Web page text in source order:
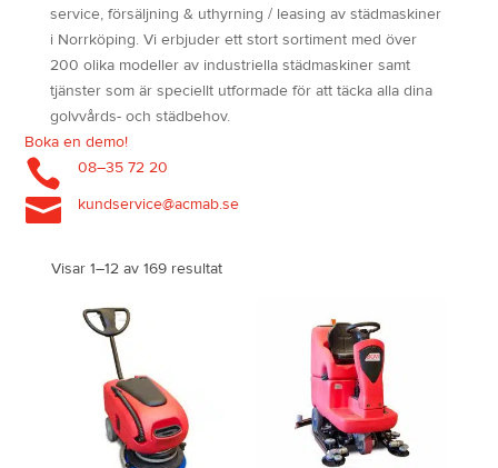
service, försäljning & uthyrning / leasing av städmaskiner
i Norrköping. Vi erbjuder ett stort sortiment med över
200 olika modeller av industriella städmaskiner samt
tjänster som är speciellt utformade för att täcka alla dina
golvvårds- och städbehov.
Boka en demo!
 08–35 72 20
 kundservice@acmab.se
Visar 1–12 av 169 resultat